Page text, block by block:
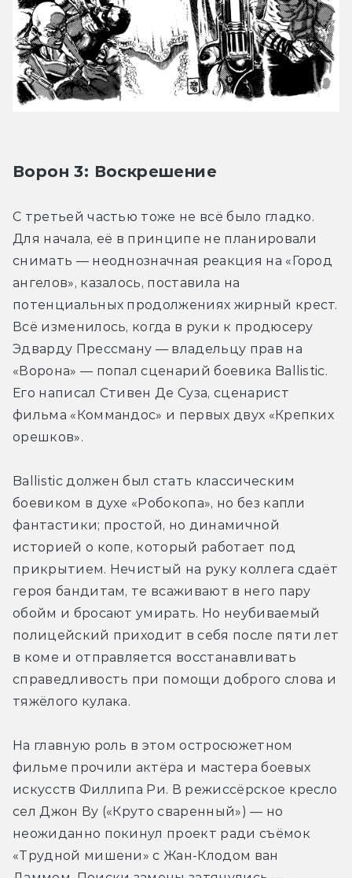
Ворон 3: Воскрешение
С третьей частью тоже не всё было гладко.
Для начала, её в принципе не планировали
снимать — неоднозначная реакция на «Город
ангелов», казалось, поставила на
потенциальных продолжениях жирный крест.
Всё изменилось, когда в руки к продюсеру
Эдварду Прессману — владельцу прав на
«Ворона» — попал сценарий боевика Ballistic.
Его написал Стивен Де Суза, сценарист
фильма «Коммандос» и первых двух «Крепких
орешков».
Ballistic должен был стать классическим
боевиком в духе «Робокопа», но без капли
фантастики; простой, но динамичной
историей о копе, который работает под
прикрытием. Нечистый на руку коллега сдаёт
героя бандитам, те всаживают в него пару
обойм и бросают умирать. Но неубиваемый
полицейский приходит в себя после пяти лет
в коме и отправляется восстанавливать
справедливость при помощи доброго слова и
тяжёлого кулака.
На главную роль в этом остросюжетном
фильме прочили актёра и мастера боевых
искусств Филлипа Ри. В режиссёрское кресло
сел Джон Ву («Круто сваренный») — но
неожиданно покинул проект ради съёмок
«Трудной мишени» с Жан-Клодом ван